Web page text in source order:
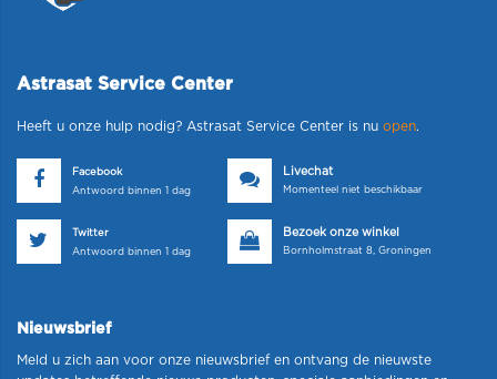
Astrasat Service Center
Heeft u onze hulp nodig? Astrasat Service Center is nu open.
Facebook
Antwoord binnen 1 dag
Livechat
Momenteel niet beschikbaar
Twitter
Antwoord binnen 1 dag
Bezoek onze winkel
Bornholmstraat 8, Groningen
Nieuwsbrief
Meld u zich aan voor onze nieuwsbrief en ontvang de nieuwste